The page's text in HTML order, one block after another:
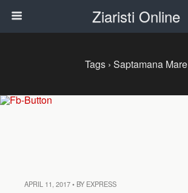
Ziaristi Online
Tags › Saptamana Mare
APRIL 11, 2017 • BY EXPRESS